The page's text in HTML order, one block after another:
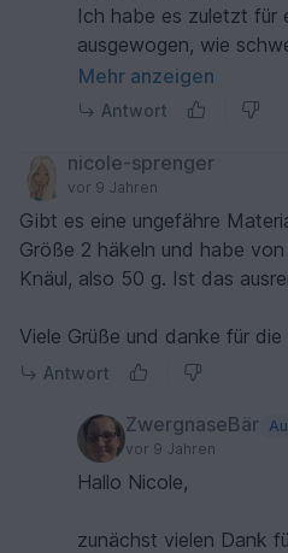
Ich habe es zuletzt für
ausgewogen, wie
etwa wird (siehe
nicole-sprenger). In
LG und auch Ihnen
Ostermontag.
Mehr anzeigen
Antwort
nicole-sprenger
vor 9 Jahren
Gibt es eine ungefähre
Größe 2 häkeln und habe
Knäul, also 50 g. Ist das
Viele Grüße und danke für
Antwort
ZwergnaseBär
vor 9 Jahren
Hallo Nicole,
zunächst vielen Dank